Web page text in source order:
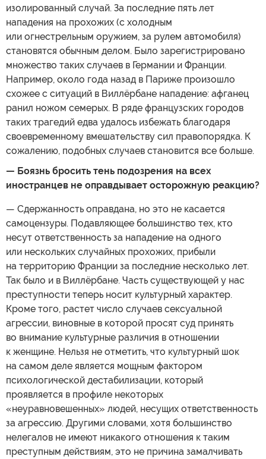
изолированный случай. За последние пять лет
нападения на прохожих (с холодным
или огнестрельным оружием, за рулем автомобиля)
становятся обычным делом. Было зарегистрировано
множество таких случаев в Германии и Франции.
Например, около года назад в Париже произошло
схожее с ситуаций в Виллёрбане нападение: афганец
ранил ножом семерых. В ряде французских городов
таких трагедий едва удалось избежать благодаря
своевременному вмешательству сил правопорядка. К
сожалению, подобных случаев становится все больше.
— Боязнь бросить тень подозрения на всех
иностранцев не оправдывает осторожную реакцию?
— Сдержанность оправдана, но это не касается
самоцензуры. Подавляющее большинство тех, кто
несут ответственность за нападение на одного
или нескольких случайных прохожих, прибыли
на территорию Франции за последние несколько лет.
Так было и в Виллёрбане. Часть существующей у нас
преступности теперь носит культурный характер.
Кроме того, растет число случаев сексуальной
агрессии, виновные в которой просят суд принять
во внимание культурные различия в отношении
к женщине. Нельзя не отметить, что культурный шок
на самом деле является мощным фактором
психологической дестабилизации, который
проявляется в профиле некоторых
«неуравновешенных» людей, несущих ответственность
за агрессию. Другими словами, хотя большинство
нелегалов не имеют никакого отношения к таким
преступным действиям, это не причина замалчивать